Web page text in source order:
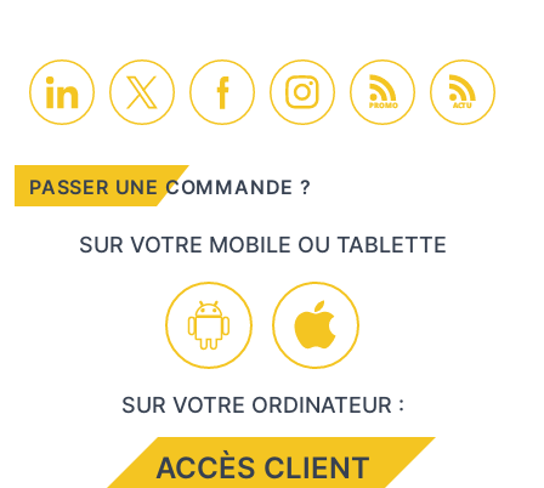
PROMO ACTU
PASSER UNE COMMANDE ?
SUR VOTRE MOBILE OU TABLETTE
SUR VOTRE ORDINATEUR :
ACCÈS CLIENT